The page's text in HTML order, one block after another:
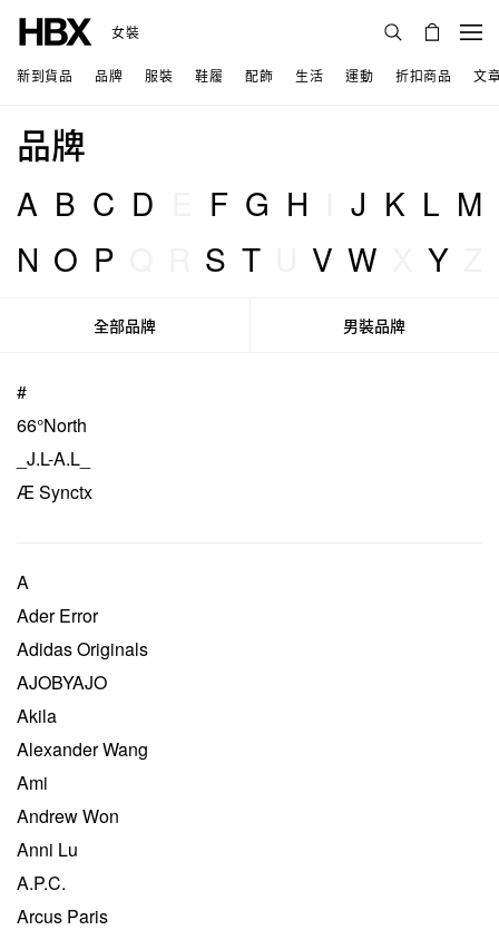
女裝
新到貨品 品牌 服裝 鞋履 配飾 生活 運動 折扣商品 文
品牌
A B C D F G H J K L M
N O P S T V W Y
全部品牌 男裝品牌
#
66°North
_J.L-A.L_
Æ Synctx
A
Ader Error
Adidas Originals
AJOBYAJO
Akila
Alexander Wang
Ami
Andrew Won
Anni Lu
A.P.C.
Arcus Paris